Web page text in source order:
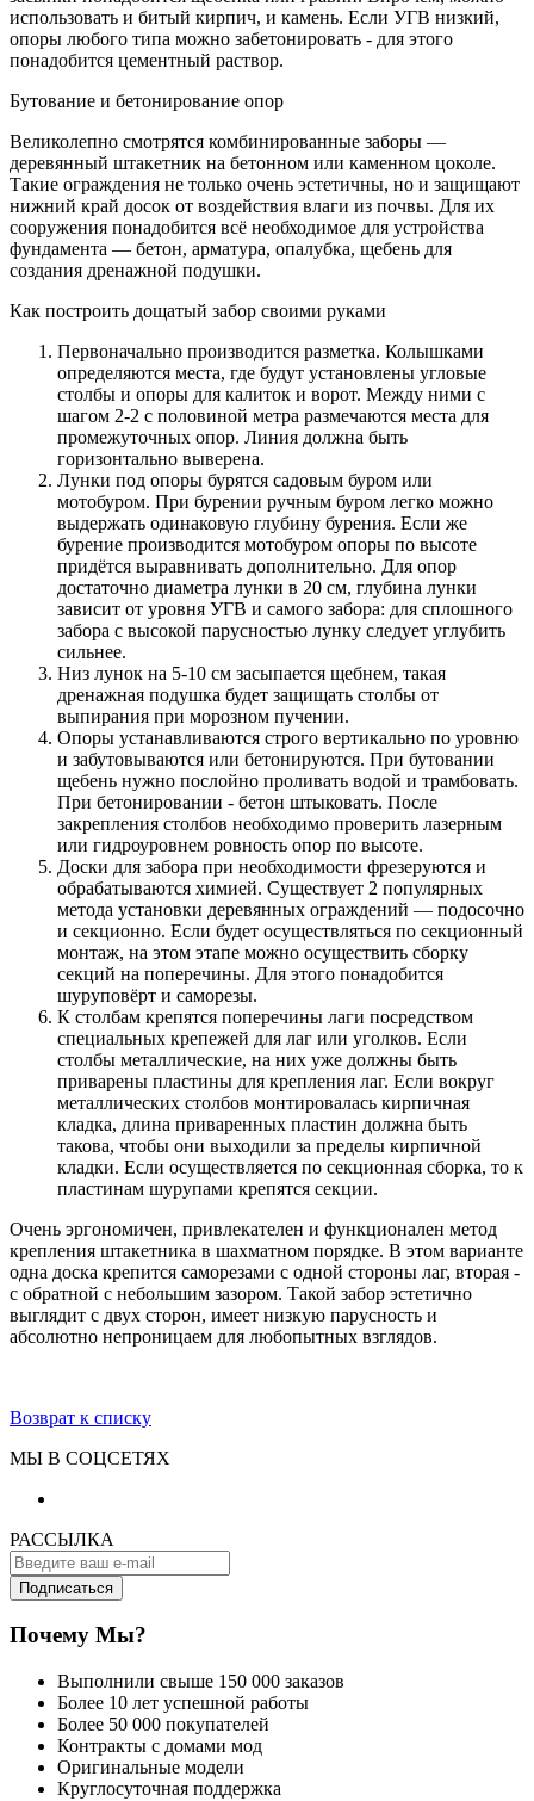
использовать и битый кирпич, и камень. Если УГВ низкий,
опоры любого типа можно забетонировать - для этого
понадобится цементный раствор.
Бутование и бетонирование опор
Великолепно смотрятся комбинированные заборы —
деревянный штакетник на бетонном или каменном цоколе.
Такие ограждения не только очень эстетичны, но и защищают
нижний край досок от воздействия влаги из почвы. Для их
сооружения понадобится всё необходимое для устройства
фундамента — бетон, арматура, опалубка, щебень для
создания дренажной подушки.
Как построить дощатый забор своими руками
Первоначально производится разметка. Колышками
определяются места, где будут установлены угловые
столбы и опоры для калиток и ворот. Между ними с
шагом 2-2 с половиной метра размечаются места для
промежуточных опор. Линия должна быть
горизонтально выверена.
Лунки под опоры бурятся садовым буром или
мотобуром. При бурении ручным буром легко можно
выдержать одинаковую глубину бурения. Если же
бурение производится мотобуром опоры по высоте
придётся выравнивать дополнительно. Для опор
достаточно диаметра лунки в 20 см, глубина лунки
зависит от уровня УГВ и самого забора: для сплошного
забора с высокой парусностью лунку следует углубить
сильнее.
Низ лунок на 5-10 см засыпается щебнем, такая
дренажная подушка будет защищать столбы от
выпирания при морозном пучении.
Опоры устанавливаются строго вертикально по уровню
и забутовываются или бетонируются. При бутовании
щебень нужно послойно проливать водой и трамбовать.
При бетонировании - бетон штыковать. После
закрепления столбов необходимо проверить лазерным
или гидроуровнем ровность опор по высоте.
Доски для забора при необходимости фрезеруются и
обрабатываются химией. Существует 2 популярных
метода установки деревянных ограждений — подосочно
и секционно. Если будет осуществляться по секционный
монтаж, на этом этапе можно осуществить сборку
секций на поперечины. Для этого понадобится
шуруповёрт и саморезы.
К столбам крепятся поперечины лаги посредством
специальных крепежей для лаг или уголков. Если
столбы металлические, на них уже должны быть
приварены пластины для крепления лаг. Если вокруг
металлических столбов монтировалась кирпичная
кладка, длина приваренных пластин должна быть
такова, чтобы они выходили за пределы кирпичной
кладки. Если осуществляется по секционная сборка, то к
пластинам шурупами крепятся секции.
Очень эргономичен, привлекателен и функционален метод
крепления штакетника в шахматном порядке. В этом варианте
одна доска крепится саморезами с одной стороны лаг, вторая -
с обратной с небольшим зазором. Такой забор эстетично
выглядит с двух сторон, имеет низкую парусность и
абсолютно непроницаем для любопытных взглядов.
Возврат к списку
МЫ В СОЦСЕТЯХ
РАССЫЛКА
Подписаться
Почему Мы?
Выполнили свыше 150 000 заказов
Более 10 лет успешной работы
Более 50 000 покупателей
Контракты с домами мод
Оригинальные модели
Круглосуточная поддержка